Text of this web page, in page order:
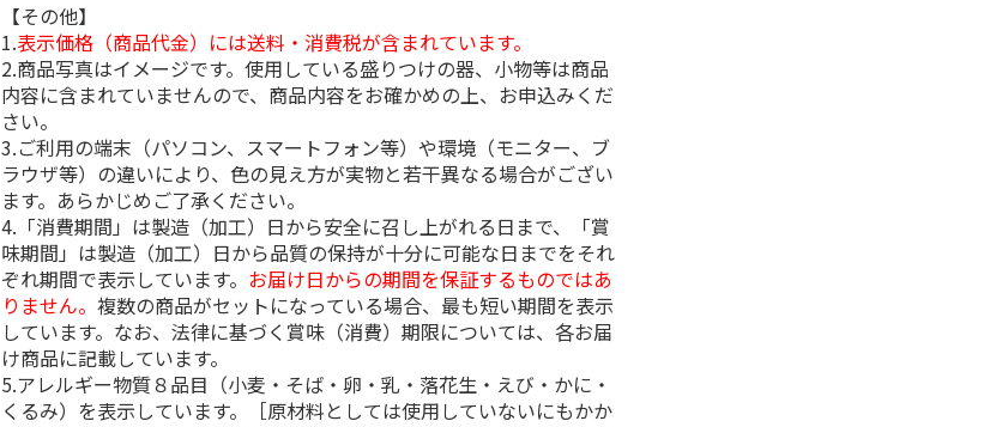
【その他】
1.表示価格（商品代金）には送料・消費税が含まれています。
2.商品写真はイメージです。使用している盛りつけの器、小物等は商品
内容に含まれていませんので、商品内容をお確かめの上、お申込みくだ
さい。
3.ご利用の端末（パソコン、スマートフォン等）や環境（モニター、ブ
ラウザ等）の違いにより、色の見え方が実物と若干異なる場合がござい
ます。あらかじめご了承ください。
4.「消費期間」は製造（加工）日から安全に召し上がれる日まで、「賞
味期間」は製造（加工）日から品質の保持が十分に可能な日までをそれ
ぞれ期間で表示しています。 お届け日からの期間を保証するものではあ
りません。複数の商品がセットになっている場合、最も短い期間を表示
しています。なお、法律に基づく賞味（消費）期限については、各お届
け商品に記載しています。
5.アレルギー物質８品目（小麦・そば・卵・乳・落花生・えび・かに・
くるみ）を表示しています。［原材料としては使用していないにもかか